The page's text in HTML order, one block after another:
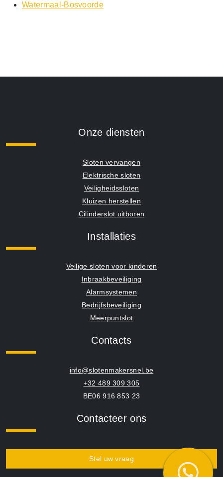
Watermaal-Bosvoorde
Onze diensten
Sloten vervangen
Elektrische sloten
Veiligheidssloten
Kluizen herstellen
Cilinderslot uitboren
Installaties
Veilige sloten voor kinderen
Inbraakbeveiliging
Alarmsystemen
Bedrijfsbeveiliging
Meerpuntslot
Contacts
info@slotenmakersnel.be
+32 489 309 305
BE06 916 853 23
Contacteer ons
Stel uw vraag